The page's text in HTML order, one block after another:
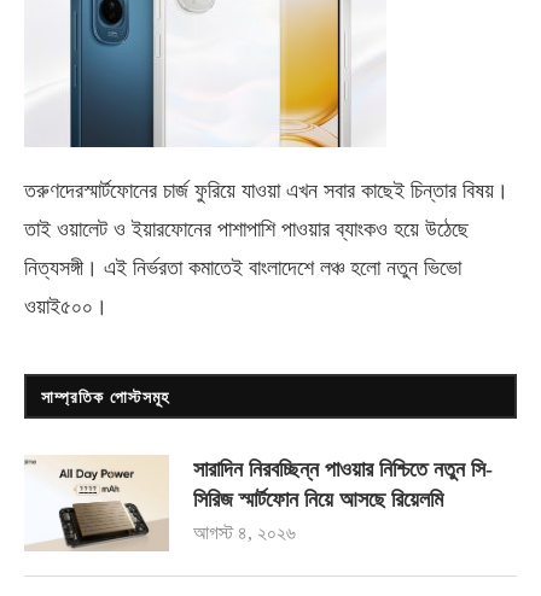
তরুণদেরস্মার্টফোনের চার্জ ফুরিয়ে যাওয়া এখন সবার কাছেই চিন্তার বিষয়।
তাই ওয়ালেট ও ইয়ারফোনের পাশাপাশি পাওয়ার ব্যাংকও হয়ে উঠেছে
নিত্যসঙ্গী। এই নির্ভরতা কমাতেই বাংলাদেশে লঞ্চ হলো নতুন ভিভো
ওয়াই৫০০ ।
সাম্প্রতিক পোস্টসমূহ
সারাদিন নিরবচ্ছিন্ন পাওয়ার নিশ্চিতে নতুন সি-
সিরিজ স্মার্টফোন নিয়ে আসছে রিয়েলমি
আগস্ট ৪, ২০২৬